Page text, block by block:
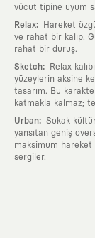
vücut tipine uyum
Relax:
Hareket
ve rahat bir kalıp.
rahat bir duruş.
Sketch:
Relax
yüzeylerin aksine
tasarım. Bu
katmakla kalmaz;
Urban: Sokak
yansıtan geniş
maksimum hareket
sergiler.